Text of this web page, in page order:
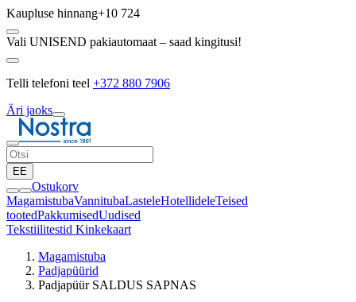
Kaupluse hinnang+10 724
Vali UNISEND pakiautomaat – saad kingitusi!
Telli telefoni teel +372 880 7906
Äri jaoks
EE
Ostukorv
MagamistubaVannitubaLasteleHotellideleTeised
tootedPakkumisedUudised
Tekstiilitestid Kinkekaart
Magamistuba
Padjapüürid
Padjapüür SALDUS SAPNAS